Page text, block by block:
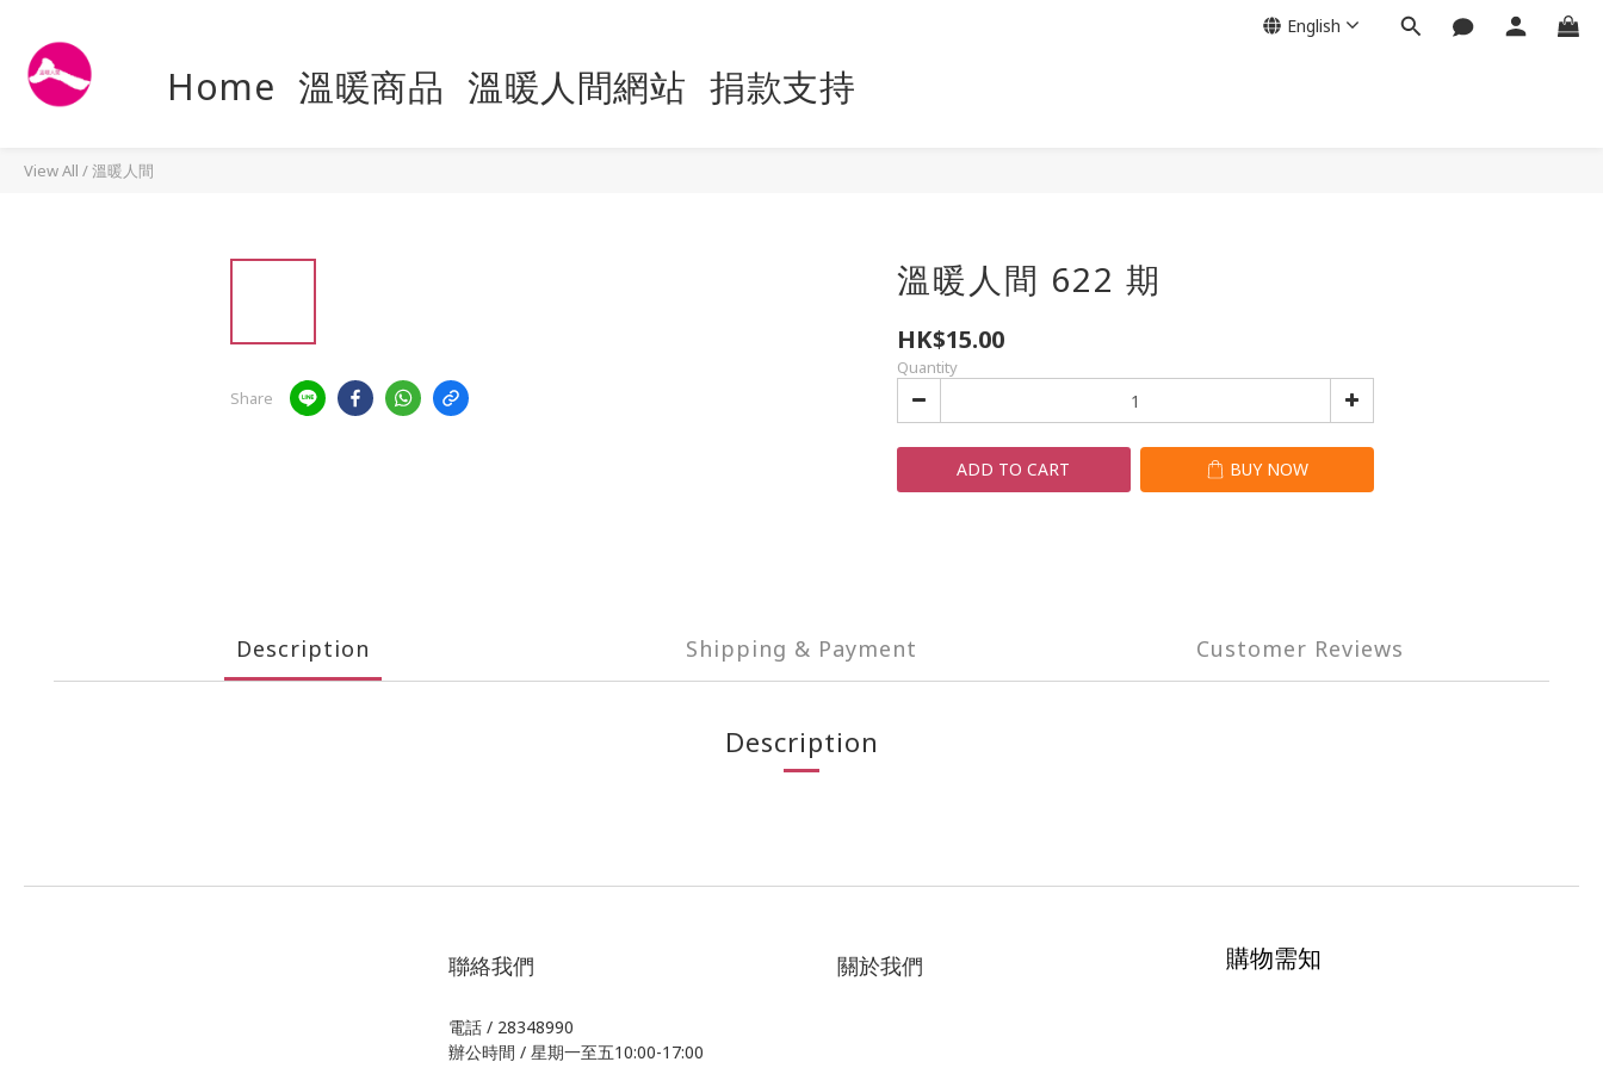
Home 溫暖商品 溫暖人間網站 捐款支持
English
View All /溫暖人間
Share
溫暖人間 622 期
HK$15.00
Quantity
ADD TO CART BUY NOW
Description Shipping & Payment Customer Reviews
Description
聯絡我們
電話 / 28348990
辦公時間 / 星期一至五10:00-17:00
關於我們 購物需知